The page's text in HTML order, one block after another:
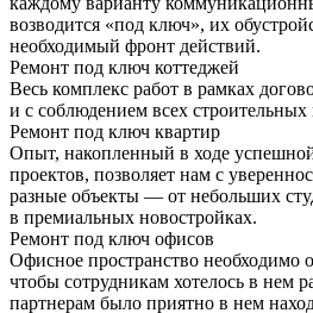
возводится «под ключ», их
необходимый фронт действий.
Ремонт под ключ коттеджей
Весь комплекс работ в рамках
и с соблюдением всех строительных
Ремонт под ключ квартир
Опыт, накопленный в ходе
проектов, позволяет нам с
разные объекты — от небольших
в премиальных новостройках.
Ремонт под ключ офисов
Офисное пространство необходимо
чтобы сотрудникам хотелось в нем
партнерам было приятно в нем